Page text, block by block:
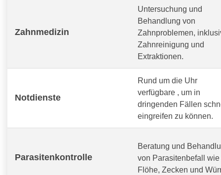
Zahnmedizin
Untersuchung und
Behandlung von
Zahnproblemen,
Zahnreinigung und
Extraktionen.
Notdienste
Rund um die Uhr
verfügbare , um in
dringenden Fällen
eingreifen zu können.
Parasitenkontrolle
Beratung und
von Parasitenbefall wie
Flöhe, Zecken und